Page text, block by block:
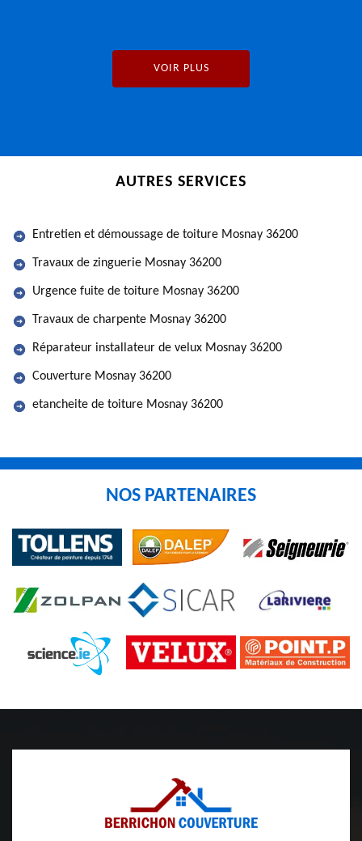
VOIR PLUS
AUTRES SERVICES
Entretien et démoussage de toiture Mosnay 36200
Travaux de zinguerie Mosnay 36200
Urgence fuite de toiture Mosnay 36200
Travaux de charpente Mosnay 36200
Réparateur installateur de velux Mosnay 36200
Couverture Mosnay 36200
etancheite de toiture Mosnay 36200
NOS PARTENAIRES